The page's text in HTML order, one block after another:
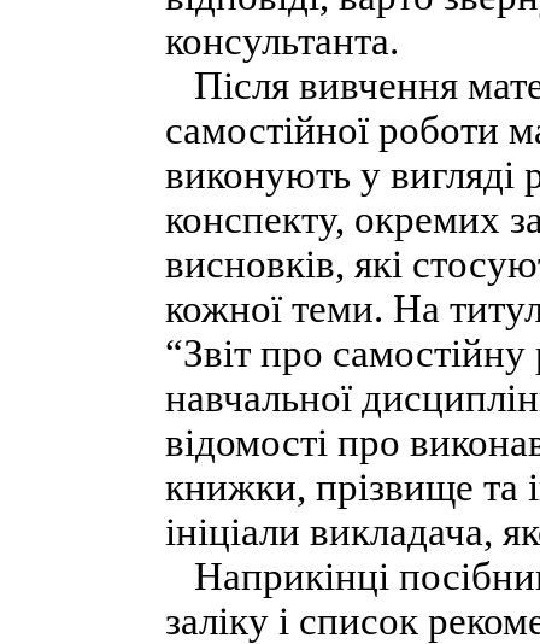
консультанта.
Після вивчення
самостійної роботи
виконують у
конспекту, окремих
висновків, які
кожної теми. На
“Звіт про
навчальної
відомості про
книжки, прізвище та
ініціали викладача,
Наприкінці
заліку і список